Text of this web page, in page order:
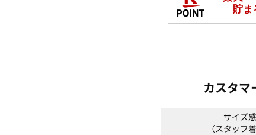
＊＊＊＊＊＊＊＊＊＊＊＊＊＊＊＊＊
カスタマ
サイズ
（スタッフ